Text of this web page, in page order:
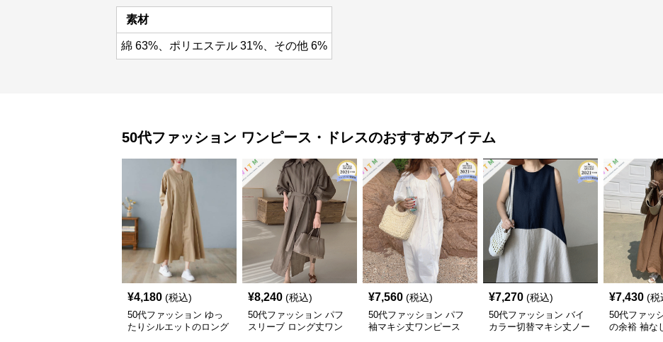
素材
綿 63%、ポリエステル 31%、その他 6%
50代ファッション ワンピース・ドレスのおすすめアイテム
¥4,180 (税込)
50代ファッション ゆっ
たりシルエットのロング
¥8,240 (税込)
50代ファッション パフ
スリーブ ロング丈ワン
¥7,560 (税込)
50代ファッション パフ
袖マキシ丈ワンピース
¥7,270 (税込)
50代ファッション バイ
カラー切替マキシ丈ノー
¥7,430 (税
50代ファッ
の余裕 袖な